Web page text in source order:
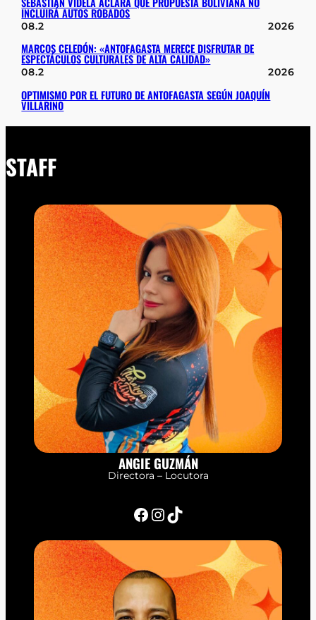
INCLUIRÁ AUTOS ROBADOS
08.2 2026
MARCOS CELEDÓN: «ANTOFAGASTA MERECE DISFRUTAR DE
ESPECTÁCULOS CULTURALES DE ALTA CALIDAD»
08.2 2026
OPTIMISMO POR EL FUTURO DE ANTOFAGASTA SEGÚN JOAQUÍN
VILLARINO
STAFF
ANGIE GUZMÁN
Directora – Locutora
Facebook InstagramTikTok